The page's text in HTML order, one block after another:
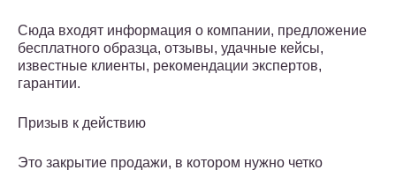
Сюда входят информация о компании, предложение
бесплатного образца, отзывы, удачные кейсы,
известные клиенты, рекомендации экспертов,
гарантии.
Призыв к действию
Это закрытие продажи, в котором нужно четко